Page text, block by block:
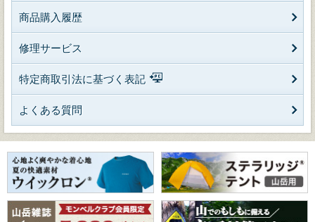
商品購入履歴
修理サービス
特定商取引法に基づく表記
よくある質問